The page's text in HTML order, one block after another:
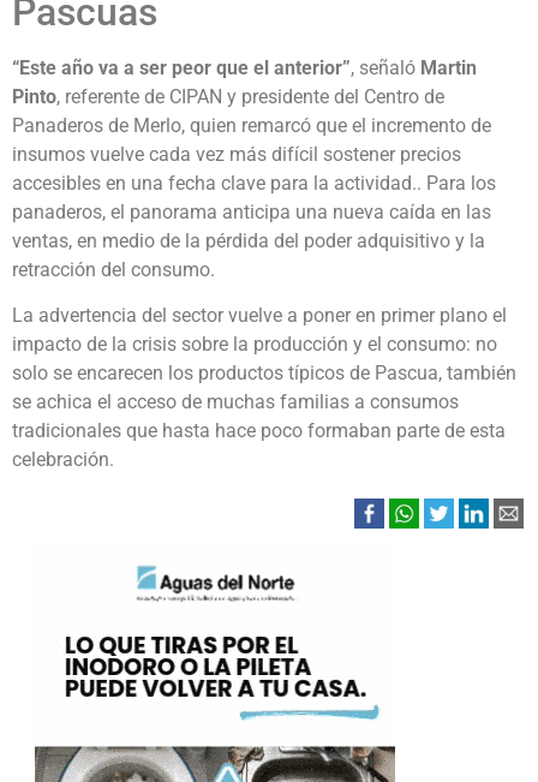
Pascuas
“Este año va a ser peor que el anterior”, señaló Martin
Pinto, referente de CIPAN y presidente del Centro de
Panaderos de Merlo, quien remarcó que el incremento de
insumos vuelve cada vez más difícil sostener precios
accesibles en una fecha clave para la actividad.. Para los
panaderos, el panorama anticipa una nueva caída en las
ventas, en medio de la pérdida del poder adquisitivo y la
retracción del consumo.
La advertencia del sector vuelve a poner en primer plano el
impacto de la crisis sobre la producción y el consumo: no
solo se encarecen los productos típicos de Pascua, también
se achica el acceso de muchas familias a consumos
tradicionales que hasta hace poco formaban parte de esta
celebración.